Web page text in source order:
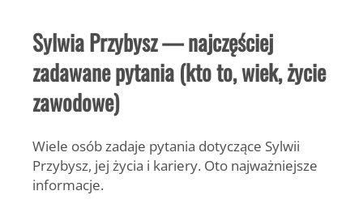
Sylwia Przybysz — najczęściej
zadawane pytania (kto to, wiek, życie
zawodowe)
Wiele osób zadaje pytania dotyczące Sylwii
Przybysz, jej życia i kariery. Oto najważniejsze
informacje.